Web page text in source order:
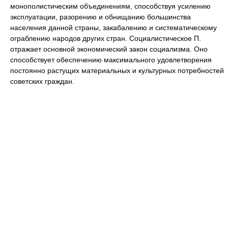
монополистическим объединениям, способствуя усилению
эксплуатации, разорению и обнищанию большинства
населения данной страны, закабалению и систематическому
ограблению народов других стран. Социалистическое П.
отражает основной экономический закон социализма. Оно
способствует обеспечению максимального удовлетворения
постоянно растущих материальных и культурных потребностей
советских граждан.